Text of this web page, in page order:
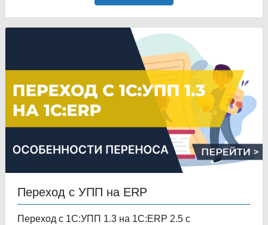
Переход с УПП на ERP
Переход с 1С:УПП 1.3 на 1С:ERP 2.5 с